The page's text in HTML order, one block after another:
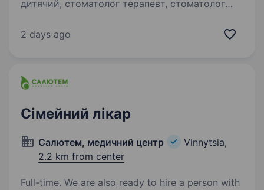
дитячий, стоматолог терапевт, стоматолог
роботи: Лікоріс, стоматологічна клініка, місто
2 days ago
Сімейний лікар
Салютем, медичний центр
Vinnytsia,
2.2 km from center
Full-time. We are also ready to hire a person with